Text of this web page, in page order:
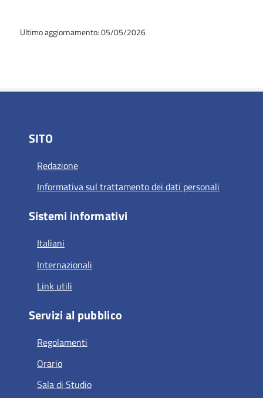
Ultimo aggiornamento: 05/05/2026
SITO
Redazione
Informativa sul trattamento dei dati personali
Sistemi informativi
Italiani
Internazionali
Link utili
Servizi al pubblico
Regolamenti
Orario
Sala di Studio